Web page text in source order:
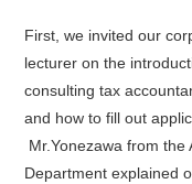
First, we invited our
lecturer on the
consulting tax
and how to fill out
Mr.Yonezawa from
Department explained